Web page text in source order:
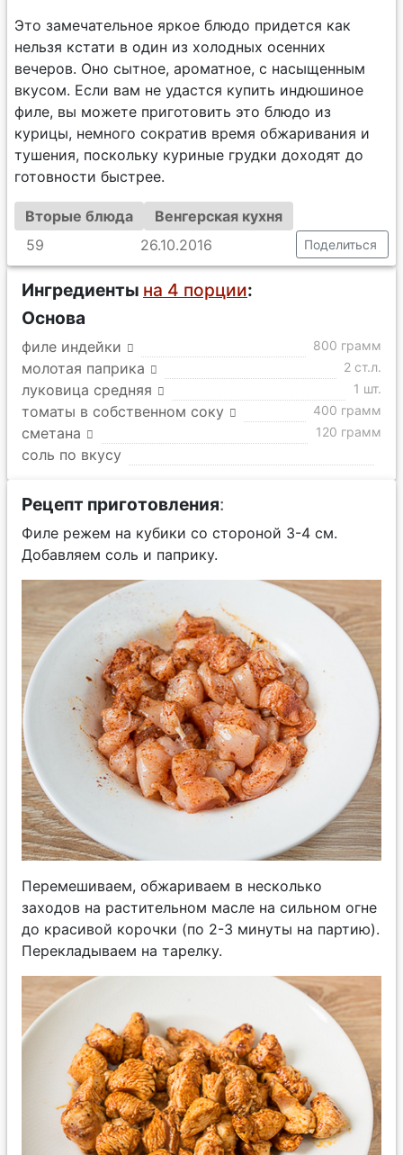
Это замечательное яркое блюдо придется как
нельзя кстати в один из холодных осенних
вечеров. Оно сытное, ароматное, с насыщенным
вкусом. Если вам не удастся купить индюшиное
филе, вы можете приготовить это блюдо из
курицы, немного сократив время обжаривания и
тушения, поскольку куриные грудки доходят до
готовности быстрее.
Вторые блюда
Венгерская кухня
59
26.10.2016 Поделиться
Ингредиенты на 4 порции:
Основа
филе индейки 800 грамм
молотая паприка 2 ст.л.
луковица средняя 1 шт.
томаты в собственном соку 400 грамм
сметана 120 грамм
соль по вкусу
Рецепт приготовления:
Филе режем на кубики со стороной 3-4 см.
Добавляем соль и паприку.
Перемешиваем, обжариваем в несколько
заходов на растительном масле на сильном огне
до красивой корочки (по 2-3 минуты на партию).
Перекладываем на тарелку.